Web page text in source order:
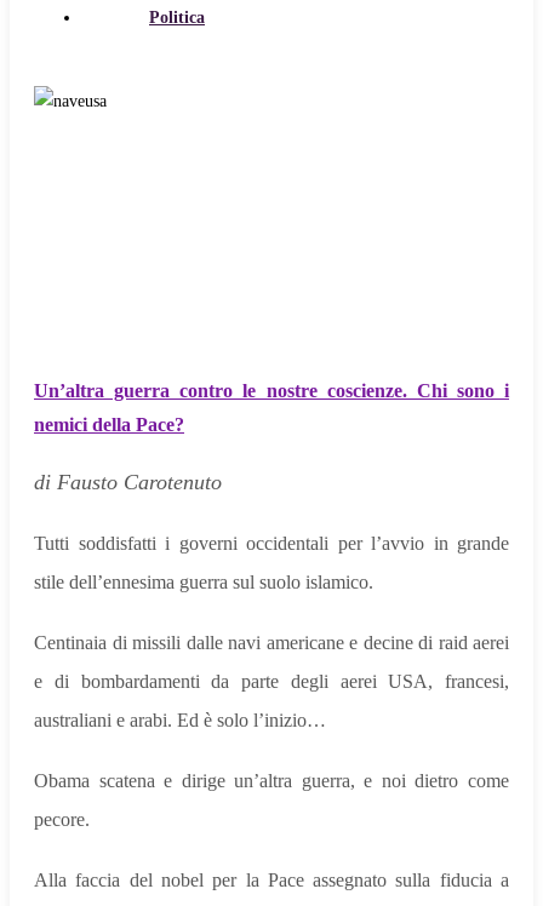
Politica
Un’altra guerra contro le nostre coscienze. Chi sono i
nemici della Pace?
di Fausto Carotenuto
Tutti soddisfatti i governi occidentali per l’avvio in grande
stile dell’ennesima guerra sul suolo islamico.
Centinaia di missili dalle navi americane e decine di raid aerei
e di bombardamenti da parte degli aerei USA, francesi,
australiani e arabi. Ed è solo l’inizio…
Obama scatena e dirige un’altra guerra, e noi dietro come
pecore.
Alla faccia del nobel per la Pace assegnato sulla fiducia a